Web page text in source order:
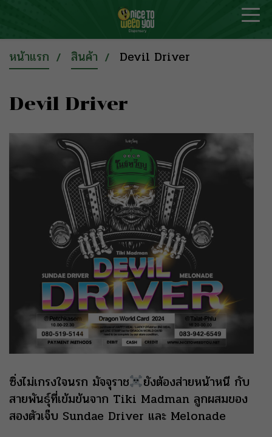
หน้าแรก สินค้า Devil Driver
Devil Driver
ซิ่งไม่เกรงใจนรก มัจจุราช
ยังต้องส่ายหน้าหนี กับ
สายพันธุ์ที่เข้มข้นจาก Tiki Madman ลูกผสมของ
สองตัวเจ็บ Sundae Driver และ Melonade